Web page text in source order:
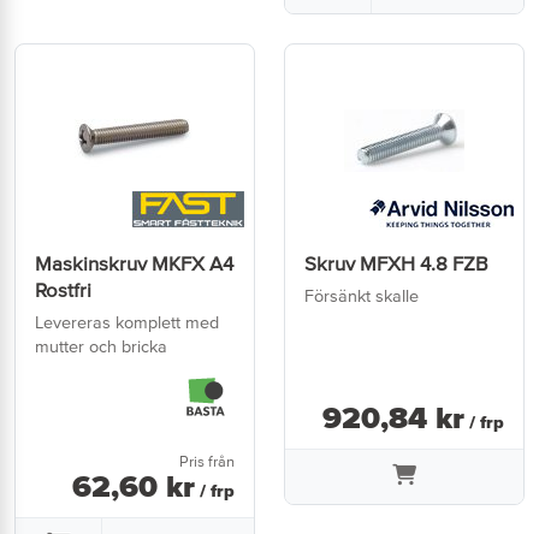
Maskinskruv MKFX A4
Rostfri
Levereras komplett med
mutter och bricka
Pris från
62,60 kr / frp
Skruv MFXH 4.8 FZB
Försänkt skalle
920,84 kr / frp